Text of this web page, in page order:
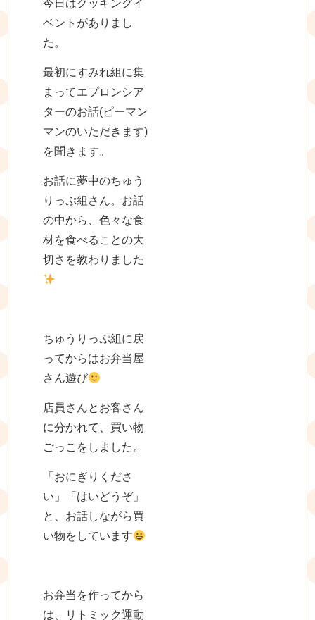
今日はクッキングイ
ベントがありまし
た。
最初にすみれ組に集
まってエプロンシア
ターのお話(ピーマン
マンのいただきます)
を聞きます。
お話に夢中のちゅう
りっぷ組さん。お話
の中から、色々な食
材を食べることの大
切さを教わりました
ちゅうりっぷ組に戻
ってからはお弁当屋
さん遊び
店員さんとお客さん
に分かれて、買い物
ごっこをしました。
「おにぎりくださ
い」「はいどうぞ」
と、お話しながら買
い物をしています
お弁当を作ってから
は、リトミック運動